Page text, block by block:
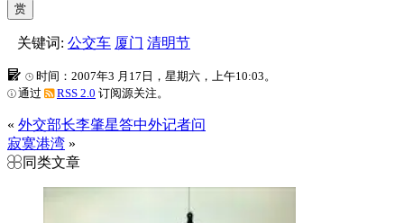
赏
关键词: 公交车 厦门 清明节
时间：2007年3 月17日，星期六，上午10:03。
通过
RSS 2.0 订阅源关注。
« 外交部长李肇星答中外记者问
寂寞港湾 »
同类文章